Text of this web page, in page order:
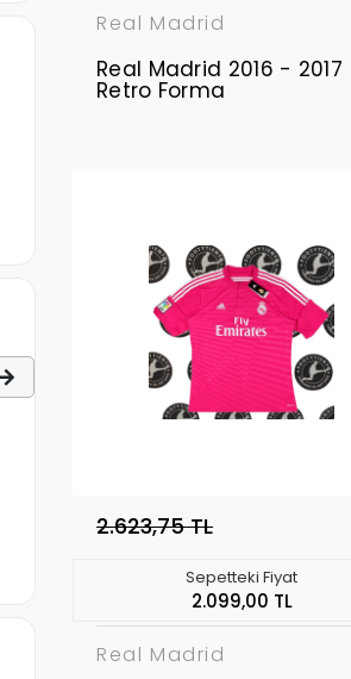
Real Madrid
Real Madrid 2016 - 2017
Retro Forma
2.623,75 TL
Sepetteki Fiyat
2.099,00 TL
Real Madrid